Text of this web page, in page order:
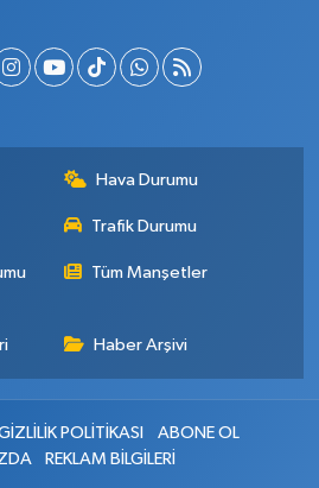
Hava Durumu
Trafik Durumu
Tüm Manşetler
Haber Arşivi
POLİTİKASI
ABONE OL
REKLAM BİLGİLERİ